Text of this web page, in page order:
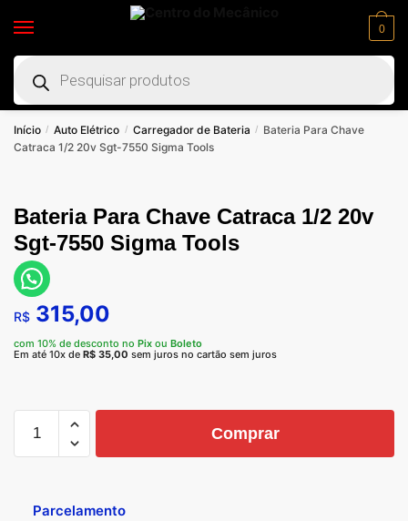
0
Início / Auto Elétrico / Carregador de Bateria /
Bateria Para Chave
Catraca 1/2 20v Sgt-7550 Sigma Tools
Bateria Para Chave Catraca 1/2 20v
Sgt-7550 Sigma Tools
R$ 315,00
com 10% de desconto no Pix ou Boleto
Em até 10x de R$ 35,00 sem juros no cartão sem juros
Comprar
Parcelamento